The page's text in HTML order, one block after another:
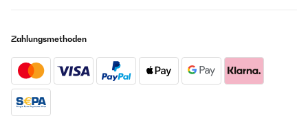
Zahlungsmethoden